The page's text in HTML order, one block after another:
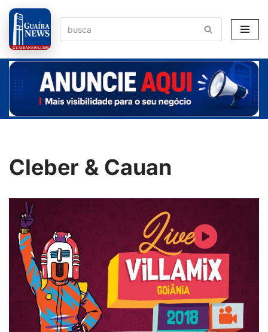
Pular
para
o
conteúdo
Cleber & Cauan